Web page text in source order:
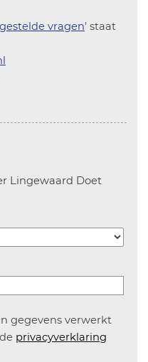
vragen' staat
Lingewaard Doet
om informatie over
gegevens verwerkt
privacyverklaring